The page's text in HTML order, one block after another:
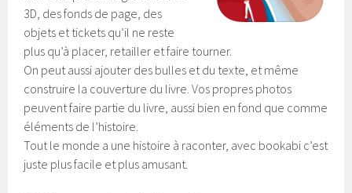
3D, des fonds de page, des
objets et tickets qu’il ne reste
plus qu’à placer, retailler et faire tourner.
On peut aussi ajouter des bulles et du texte, et même
construire la couverture du livre. Vos propres photos
peuvent faire partie du livre, aussi bien en fond que comme
éléments de l’histoire.
Tout le monde a une histoire à raconter, avec bookabi c’est
juste plus facile et plus amusant.